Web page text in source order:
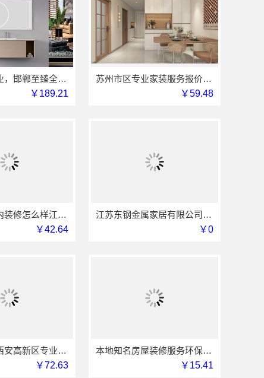
永年焕新专业，邯郸至臻全宅新材料有限公司为您省心
￥189.21
苏州市区专业家装服务报价老房翻新，苏州百年豪庭新材料有限公司
￥59.48
国内专业室内装修怎么样江西圣匠新型环保材料有限公司
￥42.64
江苏东钢金属家居有限公司屏风隔断艺术漆价格
￥0
居安天成：西安高新区专业家装设计，刚需房售后完善
￥72.63
本地知名房屋装修服务环保，嘉兴绿色之家建材科技有限公司绿色施工
￥15.41